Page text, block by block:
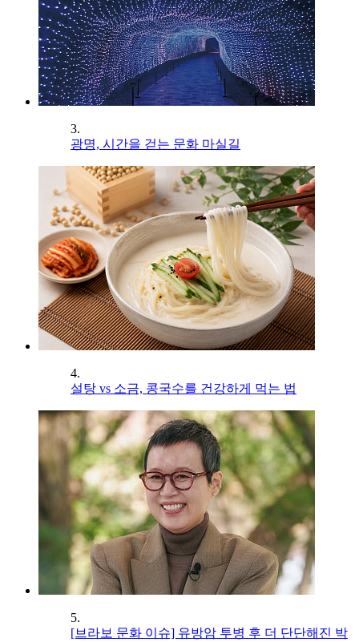
3.
광명, 시간을 걷는 문화 마실길
4.
설탕 vs 소금, 콩국수를 건강하게 먹는 법
5.
[브라보 문화 이슈] 유방암 투병 후 더 단단해진 박